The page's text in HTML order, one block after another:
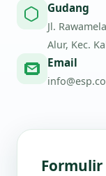
Gudang
Jl.
Alur, Kec.
Email